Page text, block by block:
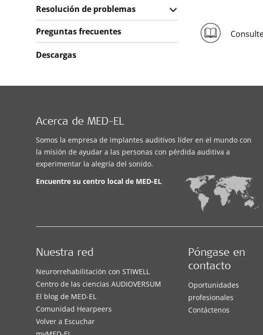
Resolución de problemas
Preguntas frecuentes
Descargas
Acerca de MED-EL
Somos la empresa de implantes auditivos líder en el mundo con
la misión de ayudar a las personas con pérdida auditiva a
experimentar la alegría del sonido.
Encuentre su centro local de MED-EL
Nuestra red
Neurorrehabilitación con STIWELL
Centro de las ciencias AUDIOVERSUM
El blog de MED-EL
Comunidad Hearpeers
Volver a Escuchar
Póngase en
contacto
Oportunidades
profesionales
Contáctenos